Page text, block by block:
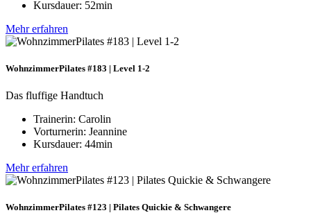
Kursdauer: 52min
Mehr erfahren
WohnzimmerPilates #183 | Level 1-2
Das fluffige Handtuch
Trainerin: Carolin
Vorturnerin: Jeannine
Kursdauer: 44min
Mehr erfahren
WohnzimmerPilates #123 | Pilates Quickie & Schwangere